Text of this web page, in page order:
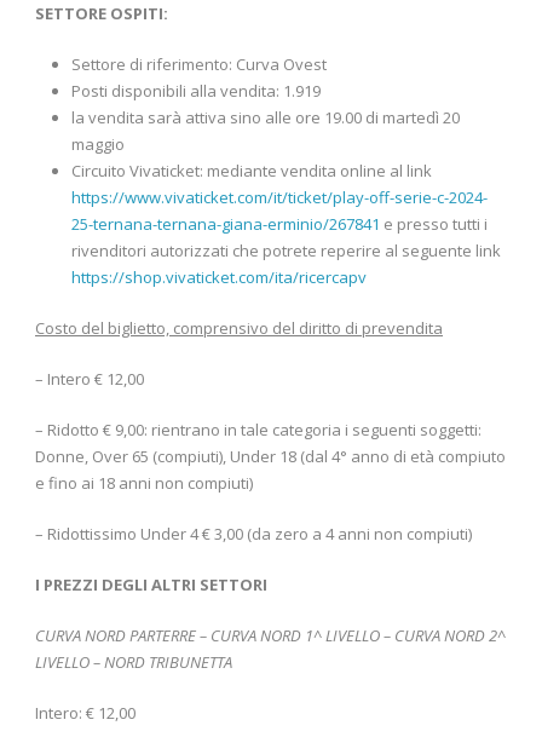
SETTORE OSPITI:
Settore di riferimento: Curva Ovest
Posti disponibili alla vendita: 1.919
la vendita sarà attiva sino alle ore 19.00 di martedì 20
maggio
Circuito Vivaticket: mediante vendita online al link
https://www.vivaticket.com/it/ticket/play-off-serie-c-2024-
25-ternana-ternana-giana-erminio/267841 e presso tutti i
rivenditori autorizzati che potrete reperire al seguente link
https://shop.vivaticket.com/ita/ricercapv
Costo del biglietto, comprensivo del diritto di prevendita
– Intero € 12,00
– Ridotto € 9,00: rientrano in tale categoria i seguenti soggetti:
Donne, Over 65 (compiuti), Under 18 (dal 4° anno di età compiuto
e fino ai 18 anni non compiuti)
– Ridottissimo Under 4 € 3,00 (da zero a 4 anni non compiuti)
I PREZZI DEGLI ALTRI SETTORI
CURVA NORD PARTERRE – CURVA NORD 1^ LIVELLO – CURVA NORD 2^
LIVELLO – NORD TRIBUNETTA
Intero: € 12,00